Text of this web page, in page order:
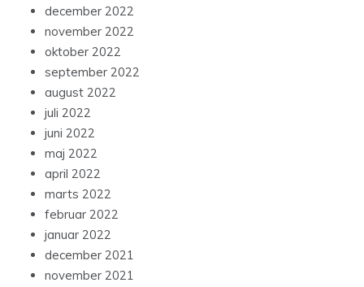
december 2022
november 2022
oktober 2022
september 2022
august 2022
juli 2022
juni 2022
maj 2022
april 2022
marts 2022
februar 2022
januar 2022
december 2021
november 2021